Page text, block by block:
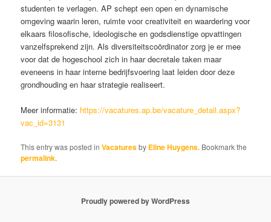
studenten te verlagen. AP schept een open en dynamische
omgeving waarin leren, ruimte voor creativiteit en waardering voor
elkaars filosofische, ideologische en godsdienstige opvattingen
vanzelfsprekend zijn. Als diversiteitscoördinator zorg je er mee
voor dat de hogeschool zich in haar decretale taken maar
eveneens in haar interne bedrijfsvoering laat leiden door deze
grondhouding en haar strategie realiseert.
Meer informatie: https://vacatures.ap.be/vacature_detail.aspx?
vac_id=3131
This entry was posted inVacaturesby Eline Huygens. Bookmark the
permalink.
Proudly powered by WordPress